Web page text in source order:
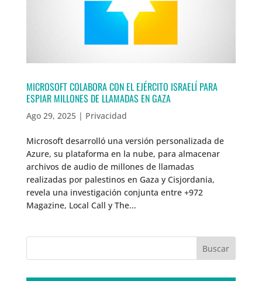
MICROSOFT COLABORA CON EL EJÉRCITO ISRAELÍ PARA
ESPIAR MILLONES DE LLAMADAS EN GAZA
Ago 29, 2025| Privacidad
Microsoft desarrolló una versión personalizada de
Azure, su plataforma en la nube, para almacenar
archivos de audio de millones de llamadas
realizadas por palestinos en Gaza y Cisjordania,
revela una investigación conjunta entre +972
Magazine, Local Call y The...